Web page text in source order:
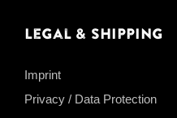
Legal & Shipping
Imprint
Privacy / Data Protection